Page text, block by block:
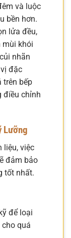
và luộc
bền hơn.
lửa đều,
mùi khói
nhãn
đặc
trên bếp
điều chỉnh
Lưỡng
liệu, việc
đảm bảo
tốt nhất.
để loại
quá